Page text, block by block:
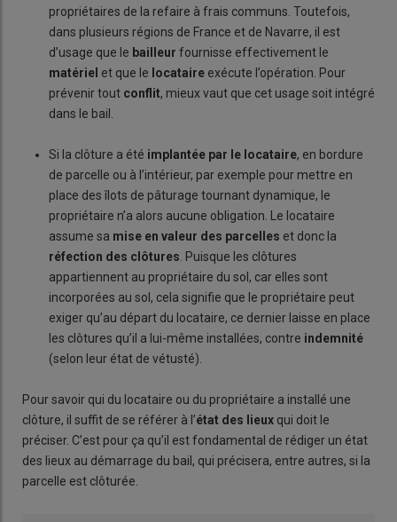
propriétaires de la refaire à frais communs. Toutefois,
dans plusieurs régions de France et de Navarre, il est
d’usage que le bailleur fournisse effectivement le
matériel et que le locataire exécute l’opération. Pour
prévenir tout conflit, mieux vaut que cet usage soit intégré
dans le bail.
Si la clôture a été implantée par le locataire, en bordure
de parcelle ou à l’intérieur, par exemple pour mettre en
place des îlots de pâturage tournant dynamique, le
propriétaire n’a alors aucune obligation. Le locataire
assume sa mise en valeur des parcelles et donc la
réfection des clôtures . Puisque les clôtures
appartiennent au propriétaire du sol, car elles sont
incorporées au sol, cela signifie que le propriétaire peut
exiger qu’au départ du locataire, ce dernier laisse en place
les clôtures qu’il a lui-même installées, contre indemnité
(selon leur état de vétusté).
Pour savoir qui du locataire ou du propriétaire a installé une
clôture, il suffit de se référer à l’état des lieux qui doit le
préciser. C’est pour ça qu’il est fondamental de rédiger un état
des lieux au démarrage du bail, qui précisera, entre autres, si la
parcelle est clôturée.